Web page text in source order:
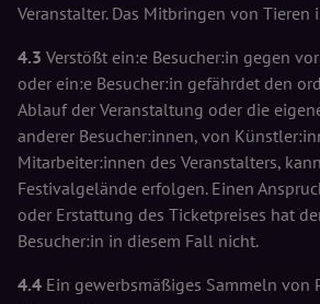
Veranstalter. Das Mitbringen von Tieren
4.3 Verstößt ein:e Besucher:in gegen
oder ein:e Besucher:in gefährdet den
Ablauf der Veranstaltung oder die
anderer Besucher:innen, von
Mitarbeiter:innen des Veranstalters,
Festivalgelände erfolgen. Einen
oder Erstattung des Ticketpreises hat
Besucher:in in diesem Fall nicht.
4.4 Ein gewerbsmäßiges Sammeln von